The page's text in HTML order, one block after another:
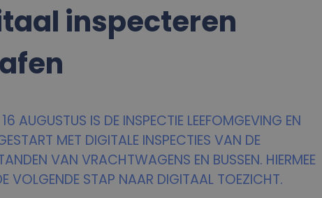
inspecteren
AUGUSTUS IS DE INSPECTIE LEEFOMGEVING EN
MET DIGITALE INSPECTIES VAN DE
VAN VRACHTWAGENS EN BUSSEN. HIERMEE
VOLGENDE STAP NAAR DIGITAAL TOEZICHT.